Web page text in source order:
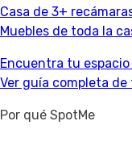
Casa de 3+
Muebles de toda la
Encuentra tu espacio
Ver guía completa de
Por qué SpotMe